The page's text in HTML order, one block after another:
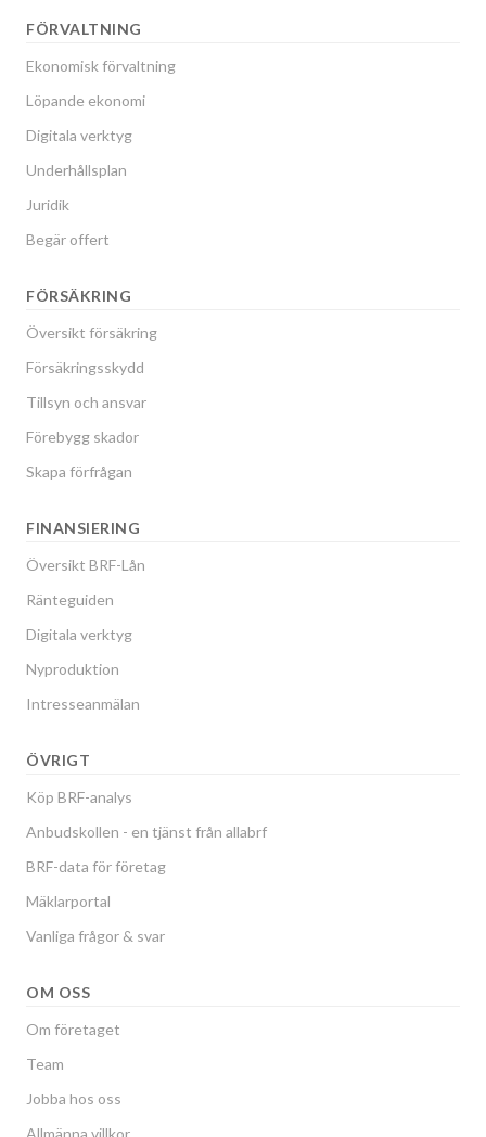
FÖRVALTNING
Ekonomisk förvaltning
Löpande ekonomi
Digitala verktyg
Underhållsplan
Juridik
Begär offert
FÖRSÄKRING
Översikt försäkring
Försäkringsskydd
Tillsyn och ansvar
Förebygg skador
Skapa förfrågan
FINANSIERING
Översikt BRF-Lån
Ränteguiden
Digitala verktyg
Nyproduktion
Intresseanmälan
ÖVRIGT
Köp BRF-analys
Anbudskollen - en tjänst från allabrf
BRF-data för företag
Mäklarportal
Vanliga frågor & svar
OM OSS
Om företaget
Team
Jobba hos oss
Allmänna villkor